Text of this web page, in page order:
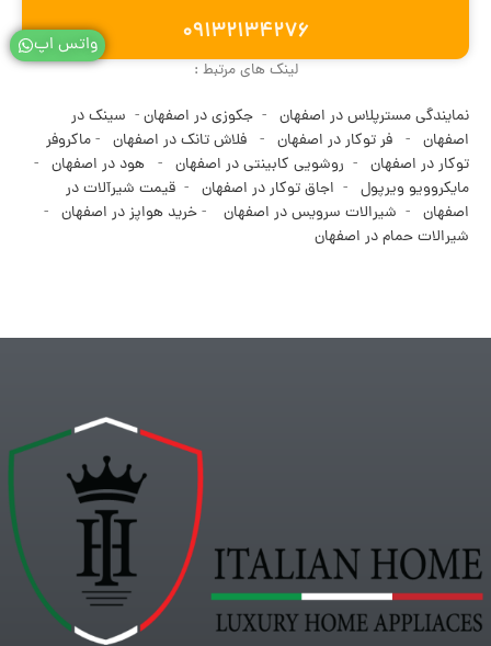
۰۹۱۳۲۱۳۴۲۷۶
لینک های مرتبط :
نمایندگی مسترپلاس در اصفهان - جکوزی در اصفهان- سینک در
اصفهان - فر توکار در اصفهان - فلاش تانک در اصفهان -ماکروفر
توکار در اصفهان - روشویی کابینتی در اصفهان - هود در اصفهان -
مایکروویو ویرپول - اجاق توکار در اصفهان - قیمت شیرآلات در
اصفهان - شیرالات سرویس در اصفهان -خرید هواپز در اصفهان -
شیرالات حمام در اصفهان
واتس اپ